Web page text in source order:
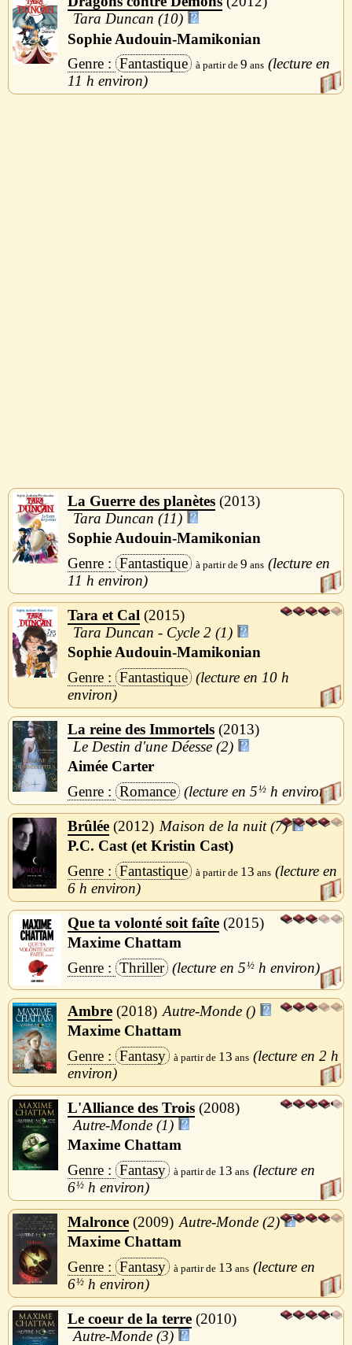
Tara Duncan (10)
Sophie Audouin-Mamikonian
Fantastique
9
11 h
La Guerre des planètes 2013
Tara Duncan (11)
Sophie Audouin-Mamikonian
Fantastique
9
11 h
Tara et Cal
2015
Tara Duncan - Cycle 2 (1)
Sophie Audouin-Mamikonian
Fantastique
10 h
La reine des Immortels 2013
Le Destin d'une Déesse (2)
Aimée Carter
Romance
5½ h
Brûlée 2012
Maison de la nuit (7)
P.C. Cast (et Kristin Cast)
Fantastique
13
6 h
Que ta volonté soit faîte 2015
Maxime Chattam
Thriller
5½ h
Ambre 2018
Autre-Monde ()
Maxime Chattam
Fantasy
13 2 h
L'Alliance des Trois 2008
Autre-Monde (1)
Maxime Chattam
Fantasy
13
6½ h
Malronce 2009
Autre-Monde (2)
Maxime Chattam
Fantasy
13
6½ h
Le coeur de la terre 2010
Autre-Monde (3)